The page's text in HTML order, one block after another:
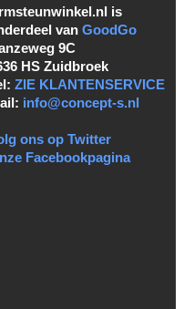
is
van GoodGo
9C
HS Zuidbroek
ZIE KLANTENSERVICE
info@concept-s.nl
ons op Twitter
Facebookpagina